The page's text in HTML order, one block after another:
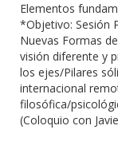
Elementos
*Objetivo: Sesión
Nuevas Formas
visión diferente y
los ejes/Pilares
internacional
filosófica/
(Coloquio con